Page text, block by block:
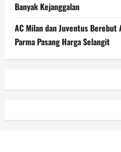
Banyak Kejanggalan
AC Milan dan Juventus
Parma Pasang Harga Selangit